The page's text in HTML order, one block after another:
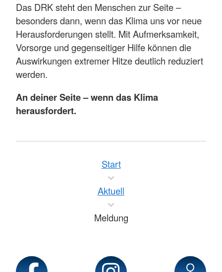
Das DRK steht den Menschen zur Seite –
besonders dann, wenn das Klima uns vor neue
Herausforderungen stellt. Mit Aufmerksamkeit,
Vorsorge und gegenseitiger Hilfe können die
Auswirkungen extremer Hitze deutlich reduziert
werden.
An deiner Seite – wenn das Klima
herausfordert.
Start
Aktuell
Meldung